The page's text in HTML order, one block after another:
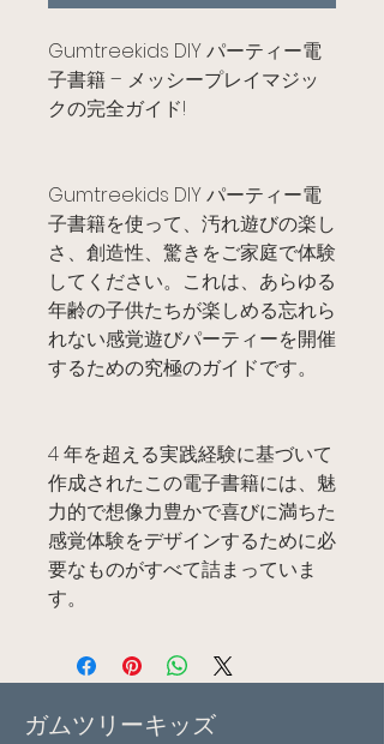
Gumtreekids DIY パーティー電
子書籍 – メッシープレイマジッ
クの完全ガイド!
Gumtreekids DIY パーティー電
子書籍を使って、汚れ遊びの楽し
さ、創造性、驚きをご家庭で体験
してください。これは、あらゆる
年齢の子供たちが楽しめる忘れら
れない感覚遊びパーティーを開催
するための究極のガイドです。
4 年を超える実践経験に基づいて
作成されたこの電子書籍には、魅
力的で想像力豊かで喜びに満ちた
感覚体験をデザインするために必
要なものがすべて詰まっていま
す。
ガムツリーキッズ